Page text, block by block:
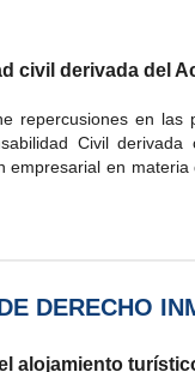
civil derivada del
repercusiones en las
Civil derivada
empresarial en
DERECHO
alojamiento